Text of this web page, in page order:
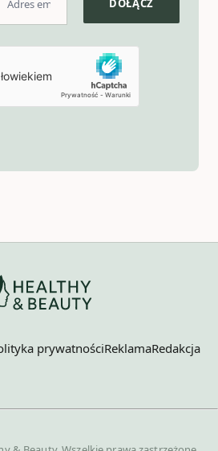
prywatnościReklamaRedakcja